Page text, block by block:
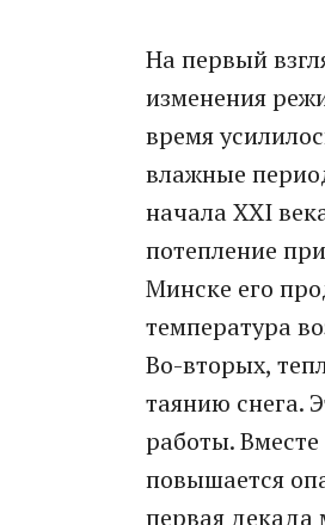
На первый
изменения
время
влажные
начала XXI
потепление
Минске его
температура
Во-вторых,
таянию снега.
работы.
повышается
первая декада